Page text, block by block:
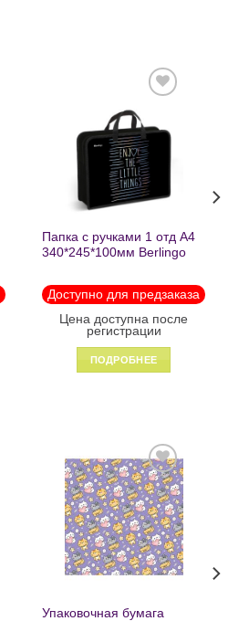
Добавить
в список
желаний
Папка с ручками 1 отд А4
340*245*100мм Berlingo
пластик на молнии 1215
Доступно для предзаказа
Цена доступна после
регистрации
ПОДРОБНЕЕ
Добавить
в список
желаний
Упаковочная бумага